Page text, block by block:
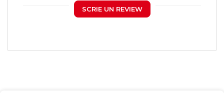
SCRIE UN REVIEW